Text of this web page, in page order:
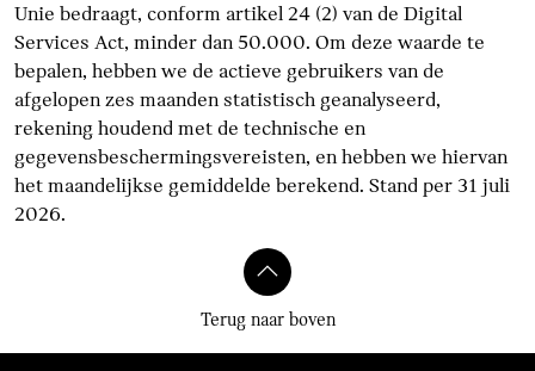
Unie bedraagt, conform artikel 24 (2) van de Digital
Services Act, minder dan 50.000. Om deze waarde te
bepalen, hebben we de actieve gebruikers van de
afgelopen zes maanden statistisch geanalyseerd,
rekening houdend met de technische en
gegevensbeschermingsvereisten, en hebben we hiervan
het maandelijkse gemiddelde berekend. Stand per 31 juli
2026.
Terug naar boven